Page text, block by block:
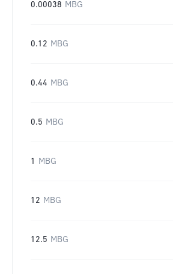
0.00038 MBG
0.12 MBG
0.44 MBG
0.5 MBG
1 MBG
12 MBG
12.5 MBG